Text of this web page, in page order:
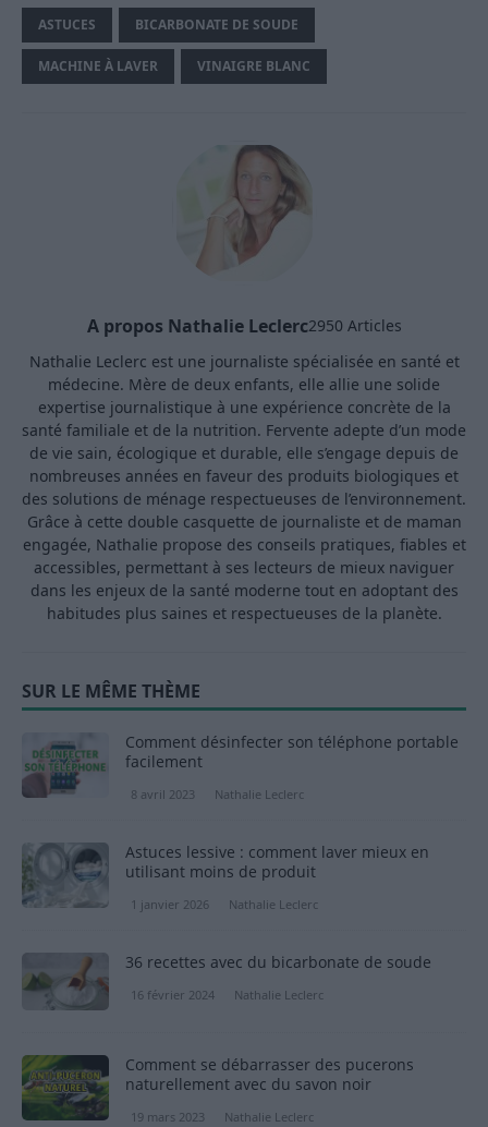
ASTUCES BICARBONATE DE SOUDE
MACHINE À LAVER VINAIGRE BLANC
A propos Nathalie Leclerc2950 Articles
Nathalie Leclerc est une journaliste spécialisée en santé et
médecine. Mère de deux enfants, elle allie une solide
expertise journalistique à une expérience concrète de la
santé familiale et de la nutrition. Fervente adepte d’un mode
de vie sain, écologique et durable, elle s’engage depuis de
nombreuses années en faveur des produits biologiques et
des solutions de ménage respectueuses de l’environnement.
Grâce à cette double casquette de journaliste et de maman
engagée, Nathalie propose des conseils pratiques, fiables et
accessibles, permettant à ses lecteurs de mieux naviguer
dans les enjeux de la santé moderne tout en adoptant des
habitudes plus saines et respectueuses de la planète.
SUR LE MÊME THÈME
Comment désinfecter son téléphone portable
facilement
8 avril 2023 Nathalie Leclerc
Astuces lessive : comment laver mieux en
utilisant moins de produit
1 janvier 2026 Nathalie Leclerc
36 recettes avec du bicarbonate de soude
16 février 2024 Nathalie Leclerc
Comment se débarrasser des pucerons
naturellement avec du savon noir
19 mars 2023 Nathalie Leclerc